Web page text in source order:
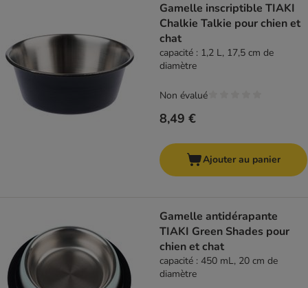
Gamelle inscriptible TIAKI
Chalkie Talkie pour chien et
chat
capacité : 1,2 L, 17,5 cm de
diamètre
8,49 €
Non évalué
Ajouter au panier
Gamelle antidérapante
TIAKI Green Shades pour
chien et chat
capacité : 450 mL, 20 cm de
diamètre